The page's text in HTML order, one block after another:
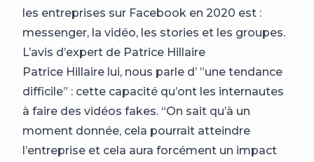
les entreprises sur Facebook en 2020 est :
messenger, la vidéo, les stories et les groupes.
L’avis d’expert de Patrice Hillaire
Patrice Hillaire lui, nous parle d’ ”une tendance
difficile” : cette capacité qu’ont les internautes
à faire des vidéos fakes. “On sait qu’à un
moment donnée, cela pourrait atteindre
l’entreprise et cela aura forcément un impact